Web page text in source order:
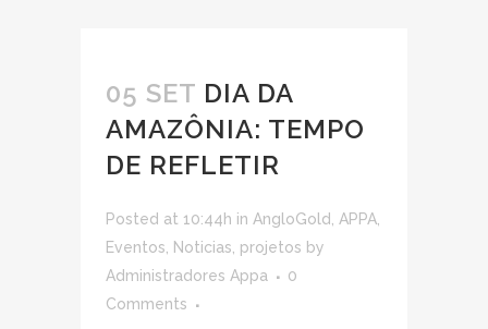
05 SET DIA DA
AMAZÔNIA: TEMPO
DE REFLETIR
Posted at 10:44h in AngloGold APPA
Eventos
Noticias projetos by
Administradores Appa
0
Comments